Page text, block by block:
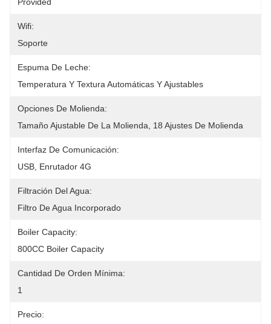
Wifi:
Soporte
Espuma De Leche:
Temperatura Y Textura Automáticas Y Ajustables
Opciones De Molienda:
Tamaño Ajustable De La Molienda, 18 Ajustes De Molienda
Interfaz De Comunicación:
USB, Enrutador 4G
Filtración Del Agua:
Filtro De Agua Incorporado
Boiler Capacity:
800CC Boiler Capacity
Cantidad De Orden Mínima:
1
Precio: